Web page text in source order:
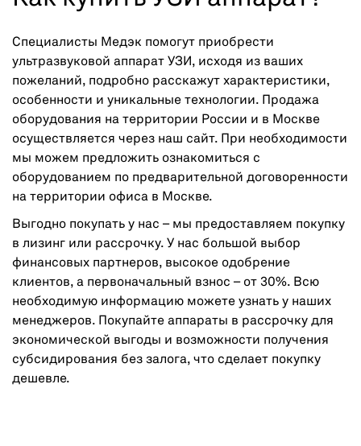
Специалисты Медэк помогут приобрести
ультразвуковой аппарат УЗИ, исходя из ваших
пожеланий, подробно расскажут характеристики,
особенности и уникальные технологии. Продажа
оборудования на территории России и в Москве
осуществляется через наш сайт. При необходимости
мы можем предложить ознакомиться с
оборудованием по предварительной договоренности
на территории офиса в Москве.
Выгодно покупать у нас – мы предоставляем покупку
в лизинг или рассрочку. У нас большой выбор
финансовых партнеров, высокое одобрение
клиентов, а первоначальный взнос – от 30%. Всю
необходимую информацию можете узнать у наших
менеджеров. Покупайте аппараты в рассрочку для
экономической выгоды и возможности получения
субсидирования без залога, что сделает покупку
дешевле.